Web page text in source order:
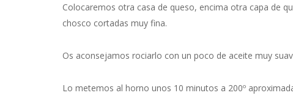
Colocaremos otra casa de queso, encima otra capa de
chosco cortadas muy fina.
Os aconsejamos rociarlo con un poco de aceite muy
Lo metemos al horno unos 10 minutos a 200º